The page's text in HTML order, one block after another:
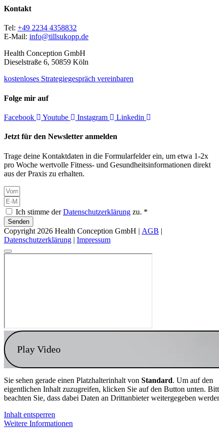
Kontakt
Tel: +49 2234 4358832
E-Mail: info@tillsukopp.de
Health Conception GmbH
Dieselstraße 6, 50859 Köln
kostenloses Strategiegespräch vereinbaren
Folge mir auf
Facebook Youtube Instagram Linkedin
Jetzt für den Newsletter anmelden
Trage deine Kontaktdaten in die Formularfelder ein, um etwa 1-2x
pro Woche wertvolle Fitness- und Gesundheitsinformationen direkt
aus der Praxis zu erhalten.
Ich stimme derDatenschutzerklärung zu. *
Senden
Copyright 2026 Health Conception GmbH | AGB |
Datenschutzerklärung | Impressum
Play Video
Sie sehen gerade einen Platzhalterinhalt von Standard. Um auf den
eigentlichen Inhalt zuzugreifen, klicken Sie auf den Button unten.
beachten Sie, dass dabei Daten an Drittanbieter weitergegeben
Inhalt entsperren
Weitere Informationen